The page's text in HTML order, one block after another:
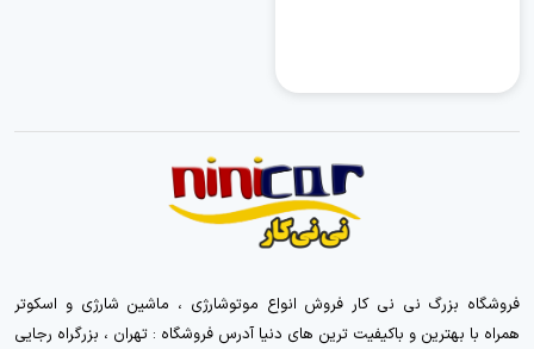
فروشگاه بزرگ نی نی کار فروش انواع موتوشارژی ، ماشین شارژی و اسکوتر
همراه با بهترین و باکیفیت ترین های دنیا آدرس فروشگاه : تهران ، بزرگراه رجایی